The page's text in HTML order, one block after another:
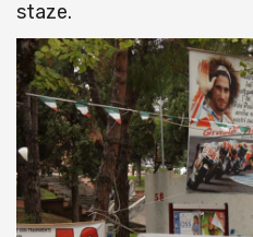
staze.